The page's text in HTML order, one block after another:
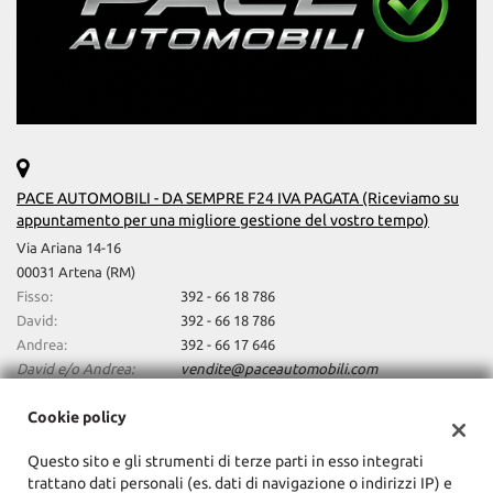
Vivavoce • Volante in pelle • Volante multifunzione
profondità antiabbagliamento • Fari direzionali • Fari full-LED • Fari
LED • Fari Xenon • Fendinebbia • Frenata d'emergenza assistita •
Head-up display • Hotspot Wi-Fi • Immobilizzatore elettronico •
• Sistema di avviso di distanza • Sistema di chiamata d'emergenza •
Navigatore satellitare • Sistema di parcheggio automatico •
pneumatiche • Sound system • Specchietti laterali elettrici •
Start/Stop Automatico • Streaming musicale integrato • Supporto
lombare • Telecamera per parcheggio assistito • Tetto apribile •
USB • Vetri oscurati • Vivavoce • Volante in pelle • Volante
multifunzione
PACE AUTOMOBILI - DA SEMPRE F24 IVA PAGATA (Riceviamo su
appuntamento per una migliore gestione del vostro tempo)
Via Ariana 14-16
00031 Artena (RM)
Fisso:
392 - 66 18 786
David:
392 - 66 18 786
Andrea:
392 - 66 17 646
David e/o Andrea:
vendite@paceautomobili.com
Dati fiscali:
Cookie policy
Questo sito e gli strumenti di terze parti in esso integrati
trattano dati personali (es. dati di navigazione o indirizzi IP) e